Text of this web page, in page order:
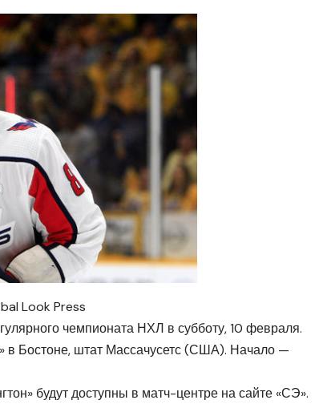
Look Press
чемпионата НХЛ в субботу, 10 февраля.
в Бостоне, штат Массачусетс (США). Начало —
будут доступны в матч-центре на сайте «СЭ».